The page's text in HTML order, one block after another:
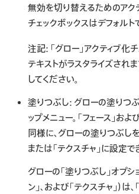
無効を切り替えるためのアク
チェックボックスはデフォル
注記: 「グロー」アクティブ化
テキストがラスタライズされま
してください。
塗りつぶし: グローの塗りつ
ップメニュー。「フェース」お
同様に、グローの塗りつぶしを
または「テクスチャ」に設定で
グローの「塗りつぶし」オプショ
ン」、および「テクスチャ」）は